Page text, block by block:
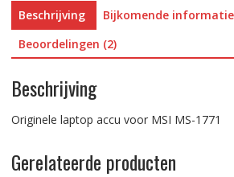
Beschrijving
Bijkomende informatie
Beoordelingen (2)
Beschrijving
Originele laptop accu voor MSI MS-1771
Gerelateerde producten